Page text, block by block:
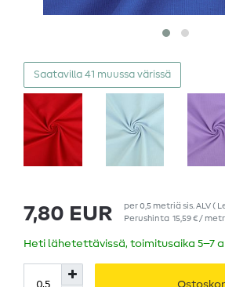
Saatavilla 41 muussa värissä
7,80 EUR per0,5 metriäsis. ALV(
Perushinta 15,59 € /
Heti lähetettävissä, toimitusaika 5–7